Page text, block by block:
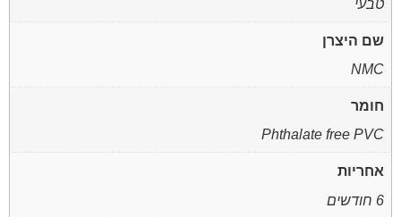
טבעי
שם היצרן
NMC
חומר
Phthalate free PVC
אחריות
6 חודשים